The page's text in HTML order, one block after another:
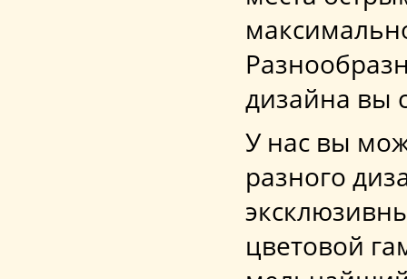
дизайна вы
У нас вы
разного
цветовой